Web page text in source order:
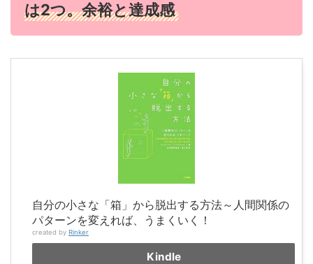
は2つ。余裕と達成感
自分の小さな「箱」から脱出する方法～人間関係の
パターンを変えれば、うまくいく！
created by Rinker
Kindle